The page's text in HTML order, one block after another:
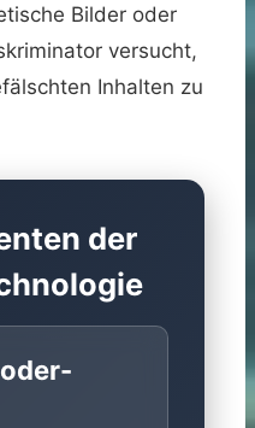
Bilder oder
versucht,
Inhalten zu
der